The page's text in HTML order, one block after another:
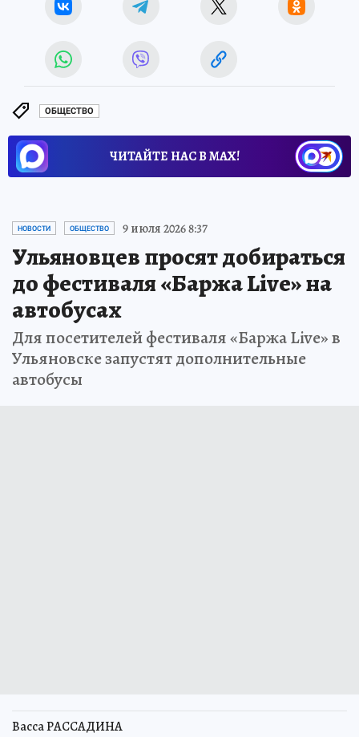
ОБЩЕСТВО
ЧИТАЙТЕ НАС В МАХ!
НОВОСТИ ОБЩЕСТВО 9 июля 2026 8:37
Ульяновцев просят добираться
до фестиваля «Баржа Live» на
автобусах
Для посетителей фестиваля «Баржа Live» в
Ульяновске запустят дополнительные
автобусы
Васса РАССАДИНА